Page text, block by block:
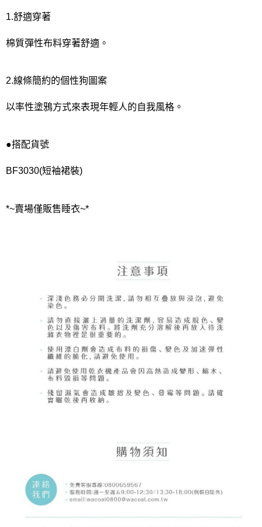
每筆NT$80，滿NT$1,000(含以上)免運費
離島
付款後門市自取
1.舒適穿著
棉質彈性布料穿著舒適。
2.線條簡約的個性狗圖案
以率性塗鴉方式來表現年輕人的自我風格。
●搭配貨號
BF3030(短袖裙裝)
*~賣場僅販售睡衣~*